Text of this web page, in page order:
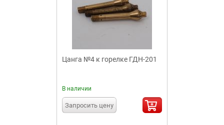
Цанга №4 к горелке ГДН-201
В наличии
Запросить цену